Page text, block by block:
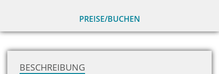
PREISE/BUCHEN
BESCHREIBUNG